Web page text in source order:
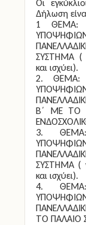
Οι
Δήλωση
1 ΘΕΜΑ:
ΣΥΣΤΗΜΑ (
και ισχύει).
2. ΘΕΜΑ:
Β΄ ΜΕ ΤΟ
3. ΘΕΜΑ:
ΣΥΣΤΗΜΑ (
και ισχύει).
4. ΘΕΜΑ:
ΤΟ ΠΑΛΑΙΟ